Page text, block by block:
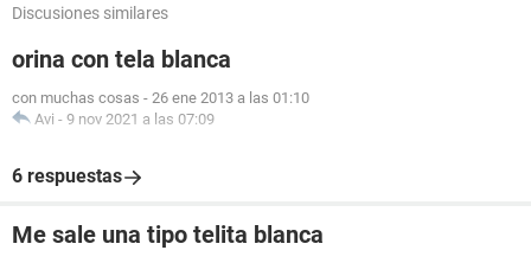
Discusiones similares
orina con tela blanca
con muchas cosas - 26 ene 2013 a las 01:10
Avi - 9 nov 2021 a las 07:09
6 respuestas
Me sale una tipo telita blanca